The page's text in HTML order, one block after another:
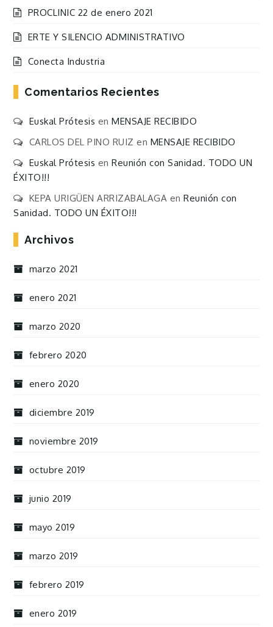
PROCLINIC 22 de enero 2021
ERTE Y SILENCIO ADMINISTRATIVO
Conecta Industria
Comentarios Recientes
Euskal Prótesis enMENSAJE RECIBIDO
CARLOS DEL PINO RUIZ en MENSAJE RECIBIDO
Euskal Prótesis enReunión con Sanidad. TODO UN
ÉXITO!!!
KEPA URIGÜEN ARRIZABALAGA enReunión con
Sanidad. TODO UN ÉXITO!!!
Archivos
marzo 2021
enero 2021
marzo 2020
febrero 2020
enero 2020
diciembre 2019
noviembre 2019
octubre 2019
junio 2019
mayo 2019
marzo 2019
febrero 2019
enero 2019